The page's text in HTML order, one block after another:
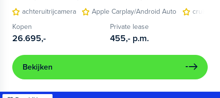
achteruitrijcamera
Apple Carplay/Android Auto
cruise
Kopen
26.695,-
Private lease
455,- p.m.
Bekijken